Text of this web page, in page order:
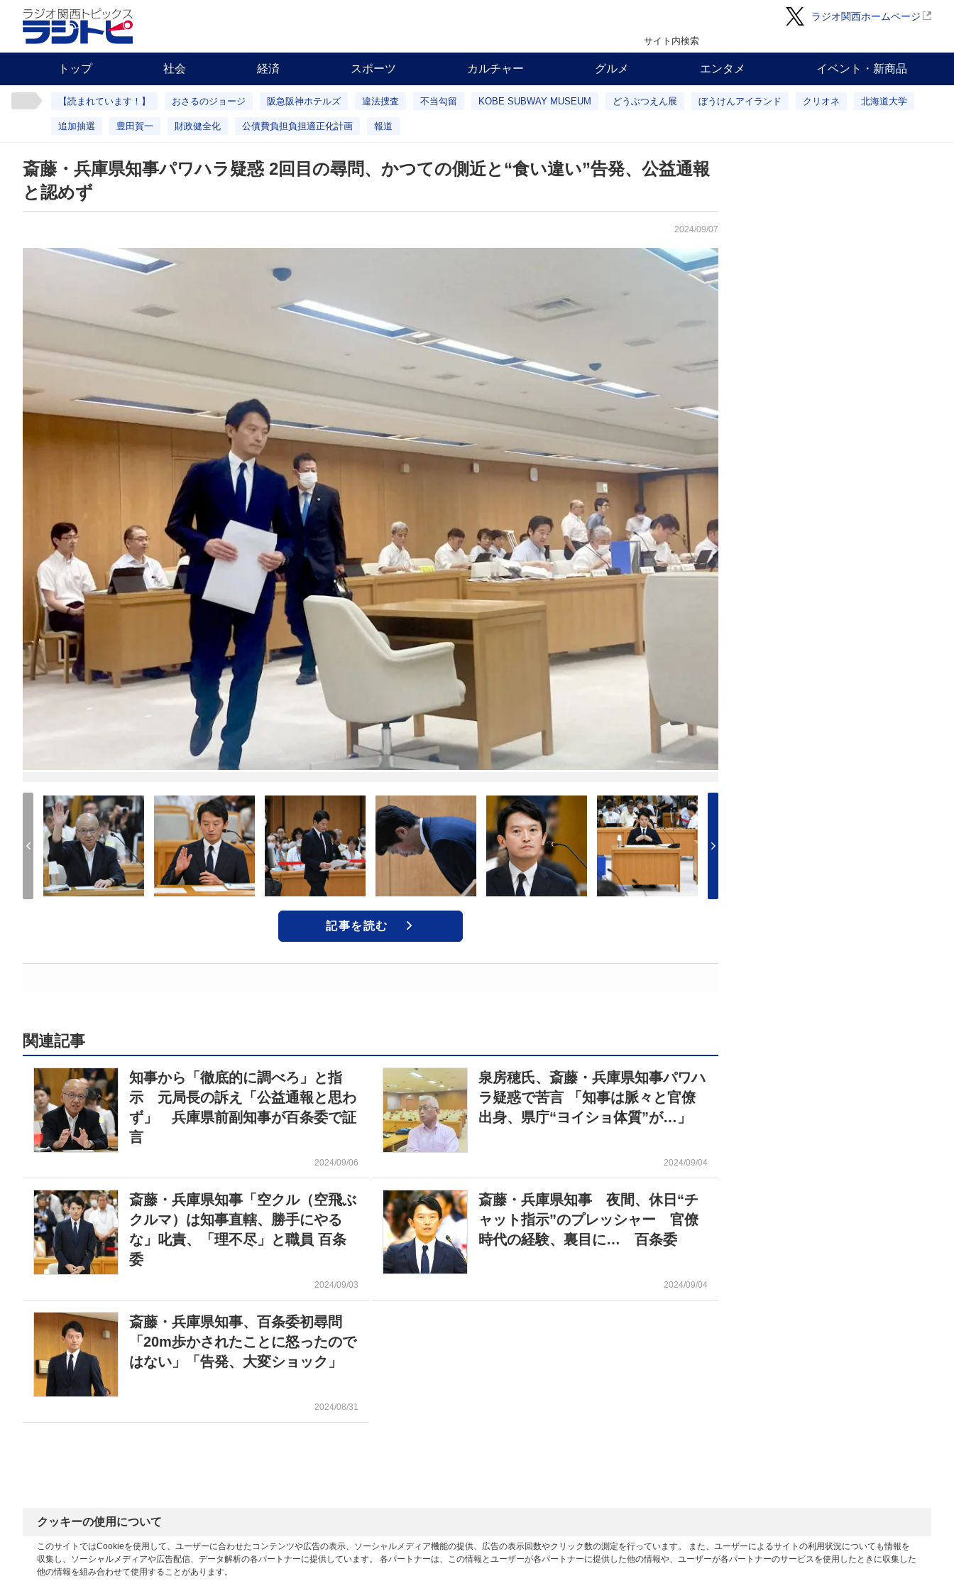
ラジオ関西ホームページ
サイト内検索
トップ 社会 経済 スポーツ カルチャー グルメ エンタメ イベント・新商品
【読まれています！】 おさるのジョージ 阪急阪神ホテルズ 違法捜査 不当勾留 KOBE SUBWAY MUSEUM どうぶつえん展 ぼうけんアイランド クリオネ 北海道大学
追加抽選 豊田賀一 財政健全化 公債費負担負担適正化計画 報道
斎藤・兵庫県知事パワハラ疑惑 2回目の尋問、かつての側近と“食い違い”告発、公益通報
と認めず
2024/09/07
記事を読む
関連記事
知事から「徹底的に調べろ」と指
示 元局長の訴え「公益通報と思わ
ず」 兵庫県前副知事が百条委で証
言
2024/09/06
泉房穂氏、斎藤・兵庫県知事パワハ
ラ疑惑で苦言 「知事は脈々と官僚
出身、県庁“ヨイショ体質”が…」
2024/09/04
斎藤・兵庫県知事「空クル（空飛ぶ
クルマ）は知事直轄、勝手にやる
な」叱責、「理不尽」と職員 百条
委
2024/09/03
斎藤・兵庫県知事 夜間、休日“チ
ャット指示”のプレッシャー 官僚
時代の経験、裏目に… 百条委
2024/09/04
斎藤・兵庫県知事、百条委初尋問
「20m歩かされたことに怒ったので
はない」「告発、大変ショック」
2024/08/31
クッキーの使用について
このサイトではCookieを使用して、ユーザーに合わせたコンテンツや広告の表示、ソーシャルメディア機能の提供、広告の表示回数やクリック数の測定を行っています。 また、ユーザーによるサイトの利用状況についても情報を
収集し、ソーシャルメディアや広告配信、データ解析の各パートナーに提供しています。 各パートナーは、この情報とユーザーが各パートナーに提供した他の情報や、ユーザーが各パートナーのサービスを使用したときに収集した
他の情報を組み合わせて使用することがあります。